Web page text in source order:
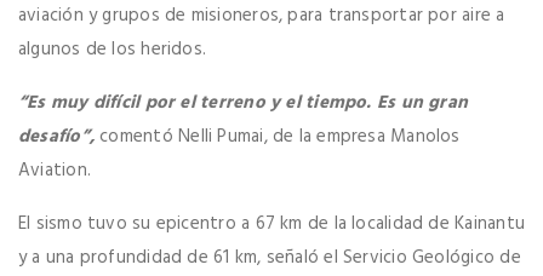
aviación y grupos de misioneros, para transportar por aire a
algunos de los heridos.
“Es muy difícil por el terreno y el tiempo. Es un gran
desafío”, comentó Nelli Pumai, de la empresa Manolos
Aviation.
El sismo tuvo su epicentro a 67 km de la localidad de Kainantu
y a una profundidad de 61 km, señaló el Servicio Geológico de